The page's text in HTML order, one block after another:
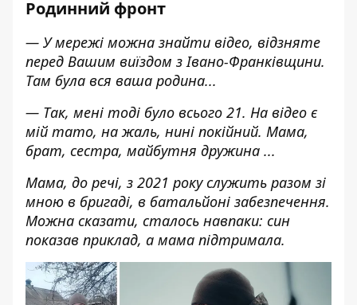
Родинний фронт
— У мережі можна знайти відео, відзняте
перед Вашим виїздом з Івано-Франківщини.
Там була вся ваша родина...
— Так, мені тоді було всього 21. На відео є
мій тато, на жаль, нині покійний. Мама,
брат, сестра, майбутня дружина ...
Мама, до речі, з 2021 року служить разом зі
мною в бригаді, в батальйоні забезпечення.
Можна сказати, сталось навпаки: син
показав приклад, а мама підтримала.